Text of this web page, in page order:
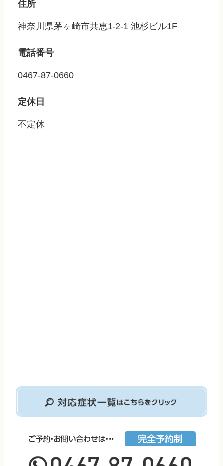
住所
神奈川県茅ヶ崎市共恵1-2-1 池杉ビル1F
電話番号
0467-87-0660
定休日
不定休